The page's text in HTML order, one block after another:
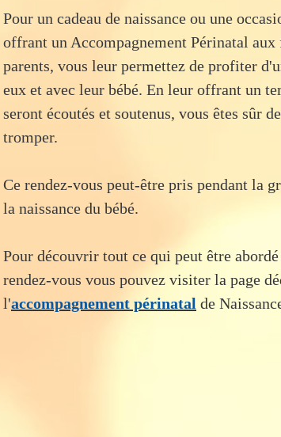
Pour un cadeau de naissance ou une
offrant un Accompagnement Périnatal aux
parents, vous leur permettez de profiter
eux et avec leur bébé. En leur offrant un
seront écoutés et soutenus, vous êtes sûr
tromper.
Ce rendez-vous peut-être pris pendant la
la naissance du bébé.
Pour découvrir tout ce qui peut être abordé
rendez-vous vous pouvez visiter la page
l'accompagnement périnatal de